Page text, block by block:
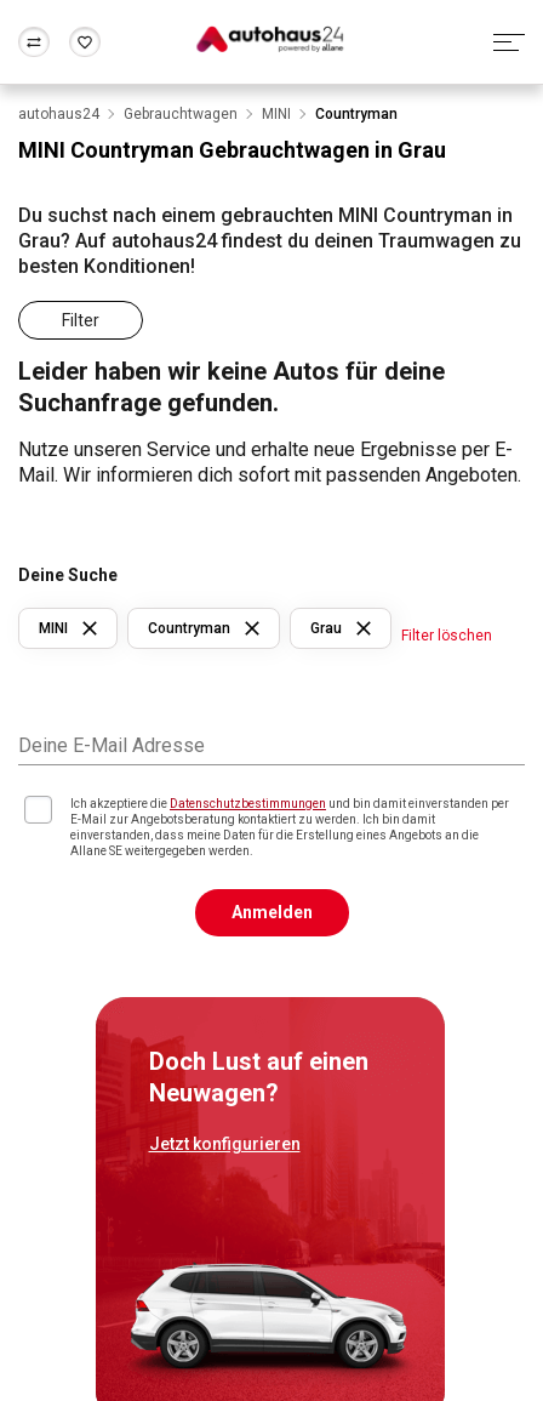
Wir bewerten dein Auto
Alle Fragen & Antworten
Rund um die Inzahlungnahme
Frankfurt Wuppertal
autohaus24 Gebrauchtwagen MINI Countryman
MINI Countryman Gebrauchtwagen in Grau
Du suchst nach einem gebrauchten MINI Countryman in
Grau? Auf autohaus24 findest du deinen Traumwagen zu
besten Konditionen!
Filter
Leider haben wir keine Autos für deine
Suchanfrage gefunden.
Nutze unseren Service und erhalte neue Ergebnisse per E-
Mail. Wir informieren dich sofort mit passenden Angeboten.
Deine Suche
MINI Countryman Grau Filter löschen
Deine E-Mail Adresse
Ich akzeptiere die Datenschutzbestimmungen und bin damit einverstanden per
E-Mail zur Angebotsberatung kontaktiert zu werden. Ich bin damit
einverstanden, dass meine Daten für die Erstellung eines Angebots an die
Allane SE weitergegeben werden.
Anmelden
Doch Lust auf einen
Neuwagen?
Jetzt konfigurieren